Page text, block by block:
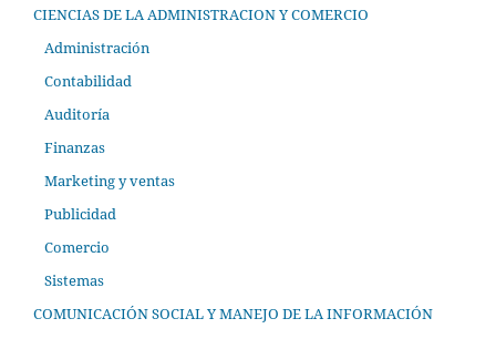
CIENCIAS DE LA ADMINISTRACION Y COMERCIO
Administración
Contabilidad
Auditoría
Finanzas
Marketing y ventas
Publicidad
Comercio
Sistemas
COMUNICACIÓN SOCIAL Y MANEJO DE LA INFORMACIÓN